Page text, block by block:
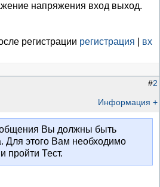
напряжения вход выход.
регистрации регистрация
вх
#2
Информация +
Вы должны быть
Для этого Вам необходимо
и пройти Тест.